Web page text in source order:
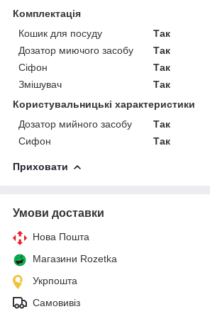
Комплектація
Кошик для посуду
Так
Дозатор миючого засобу
Так
Сіфон
Так
Змішувач
Так
Користувальницькі характеристики
Дозатор мийного засобу
Так
Сифон
Так
Приховати
Умови доставки
Нова Пошта
Магазини Rozetka
Укрпошта
Самовивіз